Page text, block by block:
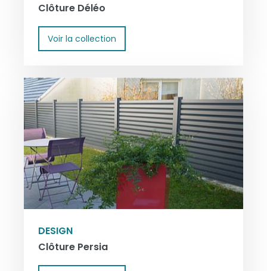
Clôture Déléo
Voir la collection
DESIGN
Clôture Persia